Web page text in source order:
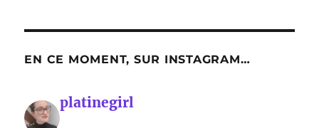
EN CE MOMENT, SUR INSTAGRAM…
platinegirl